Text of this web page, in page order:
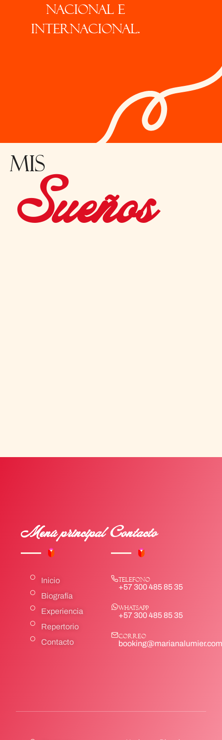
nacional e
internacional.
Mis
Sueños
Menú principal
Inicio
Biografía
Experiencia
Repertorio
Contacto
Contacto
Telefono
+57 300 485 85 35
Whatsapp
+57 300 485 85 35
Correo
booking@marianalumier.com